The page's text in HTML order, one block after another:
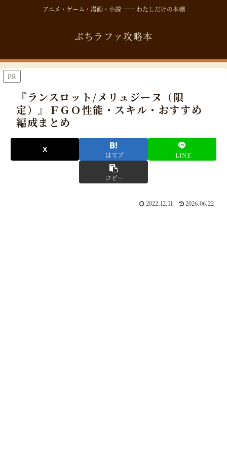
アニメ・ゲーム・漫画・小説 ── わたしだけの本棚
ぷちラファ攻略本
PR
『ランスロット/メリュジーヌ（限
定）』ＦＧＯ性能・スキル・おすすめ
編成まとめ
はてブ LINE
コピー
2022.12.11 2026.06.22